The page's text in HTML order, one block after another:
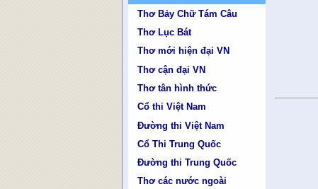
Thơ Bảy Chữ Tám Câu
Thơ Lục Bát
Thơ mới hiện đại VN
Thơ cận đại VN
Thơ tân hình thức
Cổ thi Việt Nam
Đường thi Việt Nam
Cổ Thi Trung Quốc
Đường thi Trung Quốc
Thơ các nước ngoài